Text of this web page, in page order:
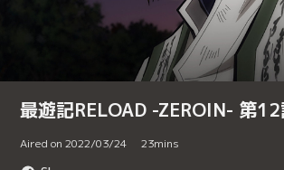
最遊記RELOAD -ZEROIN- 第
Aired on 2022/03/24 23mins